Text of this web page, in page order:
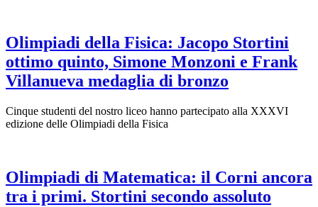
Olimpiadi della Fisica: Jacopo Stortini
ottimo quinto, Simone Monzoni e Frank
Villanueva medaglia di bronzo
Cinque studenti del nostro liceo hanno partecipato alla XXXVI
edizione delle Olimpiadi della Fisica
Olimpiadi di Matematica: il Corni ancora
tra i primi. Stortini secondo assoluto